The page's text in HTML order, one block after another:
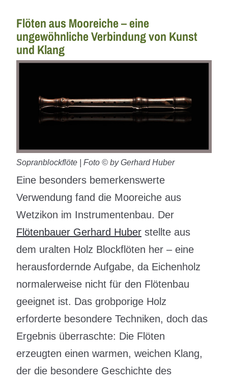
Flöten aus Mooreiche – eine
ungewöhnliche Verbindung von Kunst
und Klang
Sopranblockflöte | Foto © by Gerhard Huber
Eine besonders bemerkenswerte
Verwendung fand die Mooreiche aus
Wetzikon im Instrumentenbau. Der
Flötenbauer Gerhard Huber stellte aus
dem uralten Holz Blockflöten her – eine
herausfordernde Aufgabe, da Eichenholz
normalerweise nicht für den Flötenbau
geeignet ist. Das grobporige Holz
erforderte besondere Techniken, doch das
Ergebnis überraschte: Die Flöten
erzeugten einen warmen, weichen Klang,
der die besondere Geschichte des